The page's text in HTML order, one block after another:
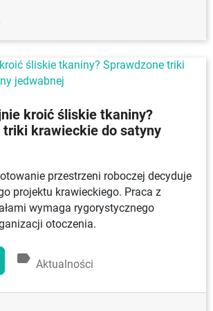
kroić śliskie tkaniny?
triki krawieckie do satyny
przestrzeni roboczej decyduje
projektu krawieckiego. Praca z
wymaga rygorystycznego
otoczenia.
label Aktualności